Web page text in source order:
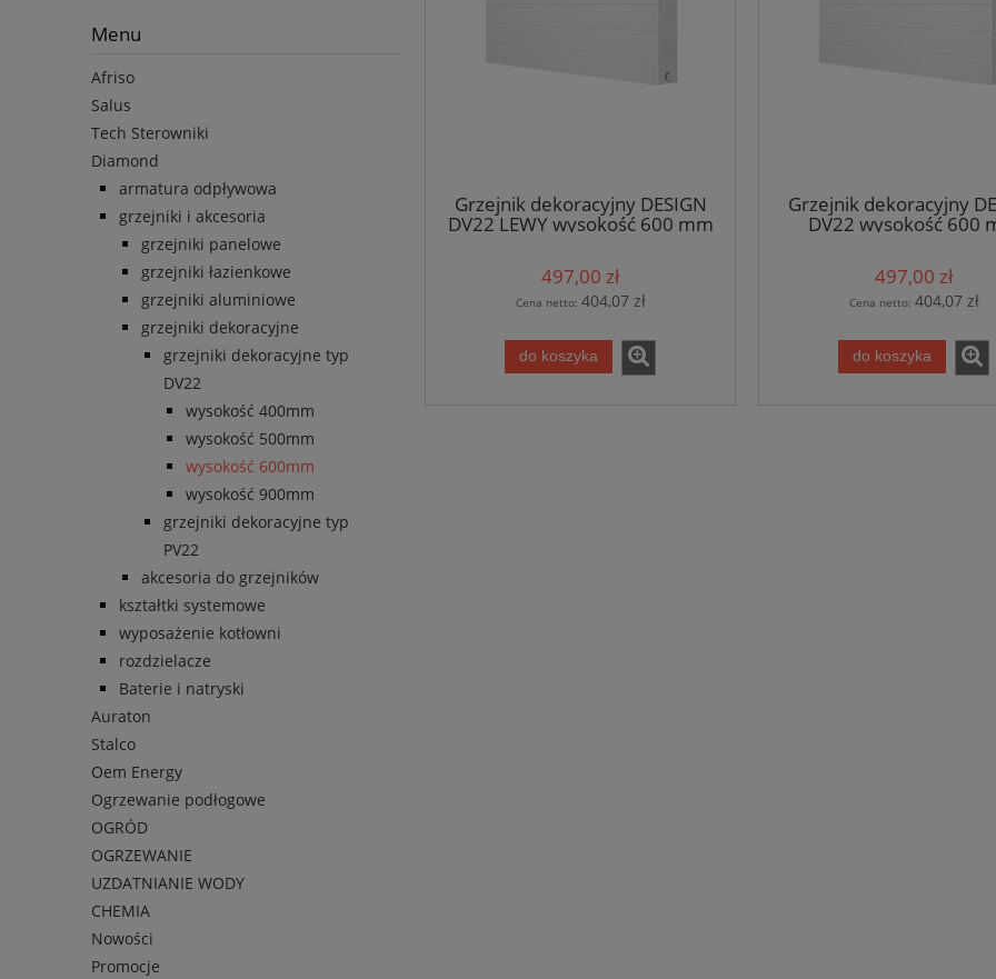
Menu
Afriso
Salus
Tech Sterowniki
Diamond
armatura odpływowa
grzejniki i akcesoria
grzejniki panelowe
grzejniki łazienkowe
grzejniki aluminiowe
grzejniki dekoracyjne
grzejniki dekoracyjne typ
DV22
wysokość 400mm
wysokość 500mm
wysokość 600mm
wysokość 900mm
grzejniki dekoracyjne typ
PV22
akcesoria do grzejników
kształtki systemowe
wyposażenie kotłowni
rozdzielacze
Baterie i natryski
Auraton
Stalco
Oem Energy
Ogrzewanie podłogowe
OGRÓD
OGRZEWANIE
UZDATNIANIE WODY
CHEMIA
Nowości
Promocje
Grzejnik dekoracyjny DESIGN
DV22 LEWY wysokość 600 mm
497,00 zł
Cena netto: 404,07 zł
do koszyka
Grzejnik dekoracyjny
DV22 wysokość 600
497,00 zł
Cena netto: 404,07 zł
do koszyka